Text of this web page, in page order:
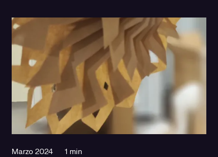
Marzo 2024 1 min